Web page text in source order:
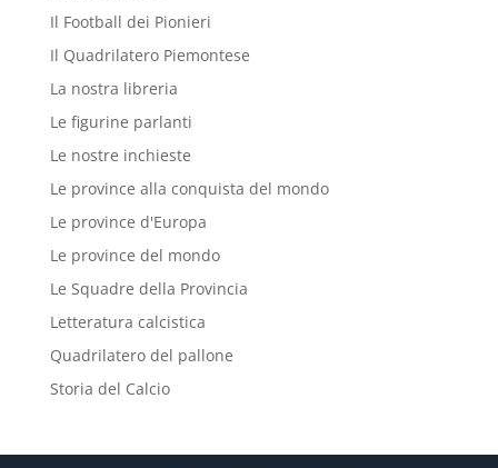
Il Football dei Pionieri
Il Quadrilatero Piemontese
La nostra libreria
Le figurine parlanti
Le nostre inchieste
Le province alla conquista del mondo
Le province d'Europa
Le province del mondo
Le Squadre della Provincia
Letteratura calcistica
Quadrilatero del pallone
Storia del Calcio